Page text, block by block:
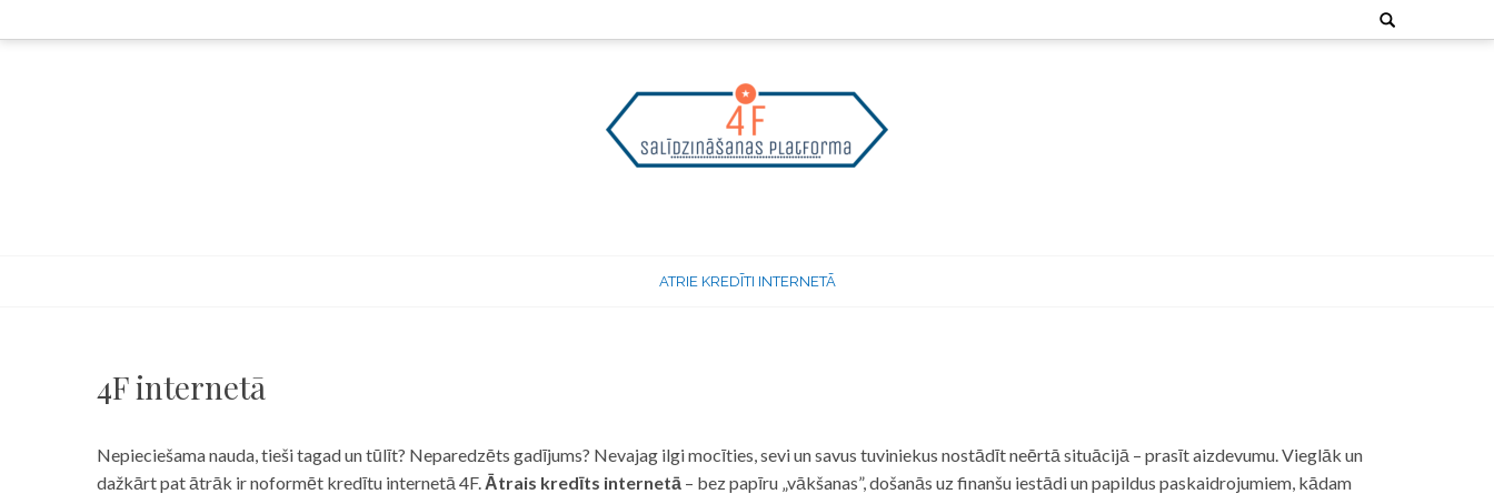
to
Search
for:
ATRIE KREDĪTI INTERNETĀ
4F internetā
Nepieciešama nauda, tieši tagad un tūlīt? Neparedzēts gadījums? Nevajag ilgi mocīties, sevi un savus tuviniekus nostādīt neērtā situācijā – prasīt aizdevumu. Vieglāk un
dažkārt pat ātrāk ir noformēt kredītu internetā 4F. Ātrais kredīts internetā – bez papīru „vākšanas”, došanās uz finanšu iestādi un papildus paskaidrojumiem, kādam